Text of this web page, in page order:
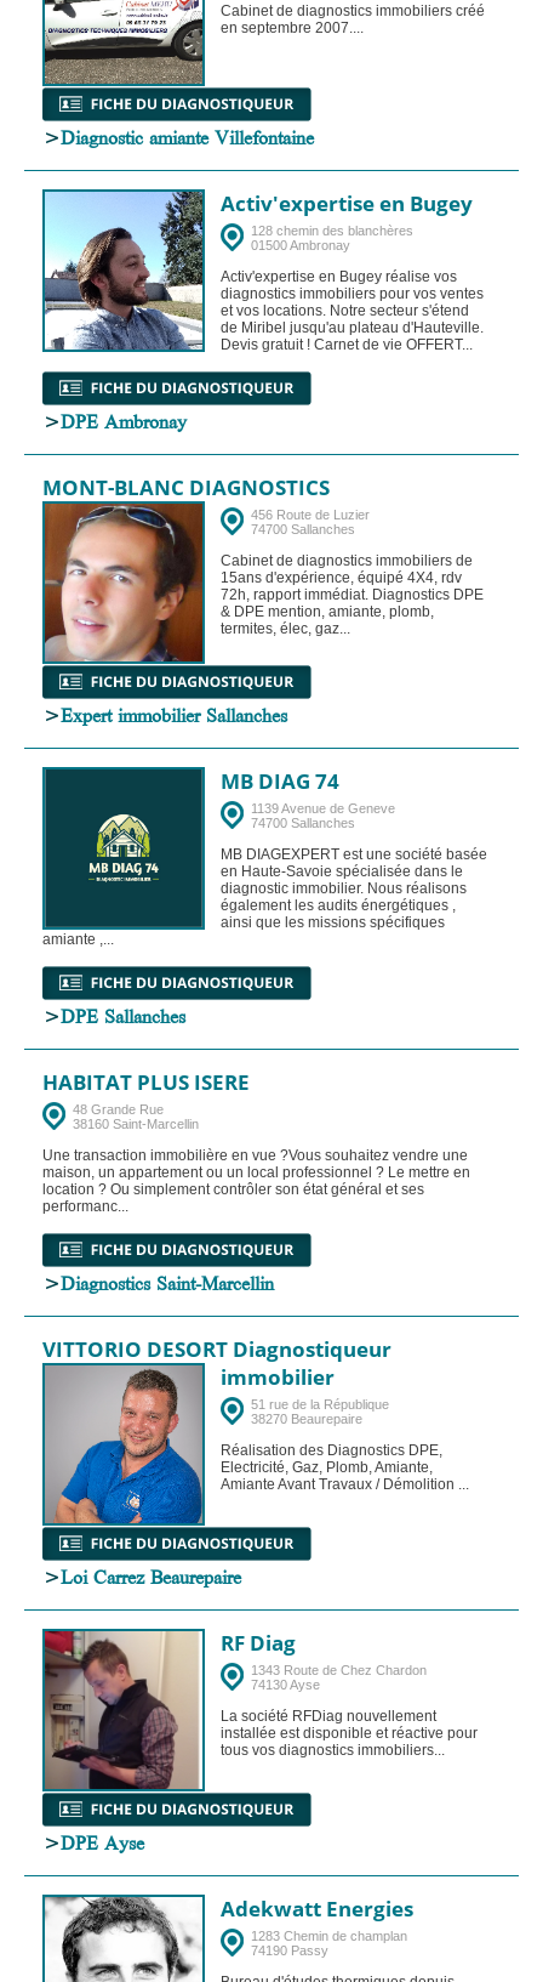
Cabinet de diagnostics immobiliers créé
en septembre 2007....
>Diagnostic amiante Villefontaine
Activ'expertise en Bugey
128 chemin des blanchères
01500 Ambronay
Activ'expertise en Bugey réalise vos
diagnostics immobiliers pour vos ventes
et vos locations. Notre secteur s'étend
de Miribel jusqu'au plateau d'Hauteville.
Devis gratuit ! Carnet de vie OFFERT...
>DPE Ambronay
MONT-BLANC DIAGNOSTICS
456 Route de Luzier
74700 Sallanches
Cabinet de diagnostics immobiliers de
15ans d'expérience, équipé 4X4, rdv
72h, rapport immédiat. Diagnostics DPE
& DPE mention, amiante, plomb,
termites, élec, gaz...
>Expert immobilier Sallanches
MB DIAG 74
1139 Avenue de Geneve
74700 Sallanches
MB DIAGEXPERT est une société basée
en Haute-Savoie spécialisée dans le
diagnostic immobilier. Nous réalisons
également les audits énergétiques ,
ainsi que les missions spécifiques
amiante ,...
>DPE Sallanches
HABITAT PLUS ISERE
48 Grande Rue
38160 Saint-Marcellin
Une transaction immobilière en vue ?Vous souhaitez vendre une
maison, un appartement ou un local professionnel ? Le mettre en
location ? Ou simplement contrôler son état général et ses
performanc...
>Diagnostics Saint-Marcellin
VITTORIO DESORT Diagnostiqueur
immobilier
51 rue de la République
38270 Beaurepaire
Réalisation des Diagnostics DPE,
Electricité, Gaz, Plomb, Amiante,
Amiante Avant Travaux / Démolition ...
>Loi Carrez Beaurepaire
RF Diag
1343 Route de Chez Chardon
74130 Ayse
La société RFDiag nouvellement
installée est disponible et réactive pour
tous vos diagnostics immobiliers...
>DPE Ayse
Adekwatt Energies
1283 Chemin de champlan
74190 Passy